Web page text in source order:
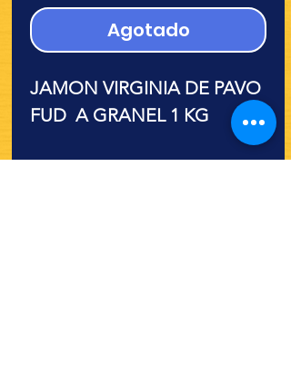
Agotado
JAMON VIRGINIA DE PAVO
FUD A GRANEL 1 KG